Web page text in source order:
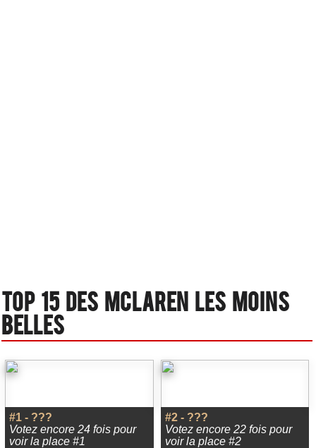
Top 15 des Mclaren les moins
belles
#1 - ???
Votez encore 24 fois pour
voir la place #1
#2 - ???
Votez encore 22 fois pour
voir la place #2